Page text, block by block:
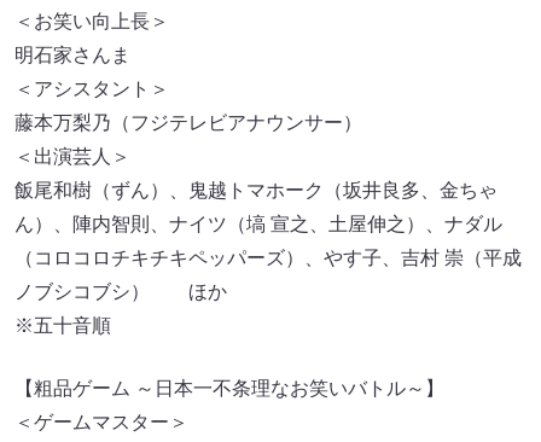
＜お笑い向上長＞
明石家さんま
＜アシスタント＞
藤本万梨乃（フジテレビアナウンサー）
＜出演芸人＞
飯尾和樹（ずん）、鬼越トマホーク（坂井良多、金ちゃ
ん）、陣内智則、ナイツ（塙 宣之、土屋伸之）、ナダル
（コロコロチキチキペッパーズ）、やす子、吉村 崇（平成
ノブシコブシ） ほか
※五十音順
【粗品ゲーム ～日本一不条理なお笑いバトル～】
＜ゲームマスター＞